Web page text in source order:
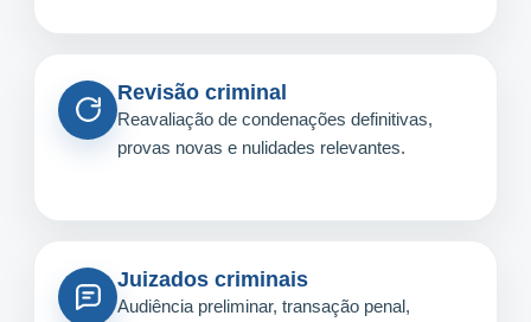
Revisão criminal
Reavaliação de condenações definitivas,
provas novas e nulidades relevantes.
Juizados criminais
Audiência preliminar, transação penal,